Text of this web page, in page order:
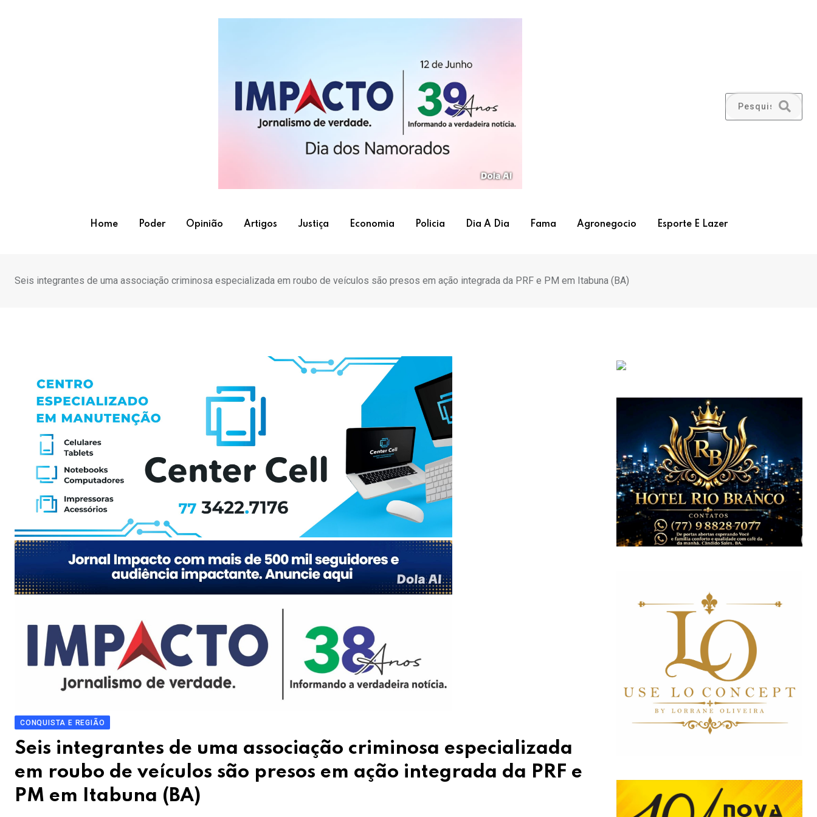
Home Poder Opinião Artigos Justiça Economia Policia Dia A Dia Fama Agronegocio Esporte E Lazer
Seis integrantes de uma associação criminosa especializada em roubo de veículos são presos em ação integrada da PRF e PM em Itabuna (BA)
CONQUISTA E REGIÃO
Seis integrantes de uma associação criminosa especializada
em roubo de veículos são presos em ação integrada da PRF e
PM em Itabuna (BA)